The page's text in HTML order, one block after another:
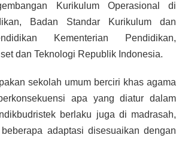
Kurikulum Operasional di
Badan Standar Kurikulum dan
Kementerian Pendidikan,
dan Teknologi Republik Indonesia.
sekolah umum berciri khas agama
apa yang diatur dalam
berlaku juga di madrasah,
adaptasi disesuaikan dengan